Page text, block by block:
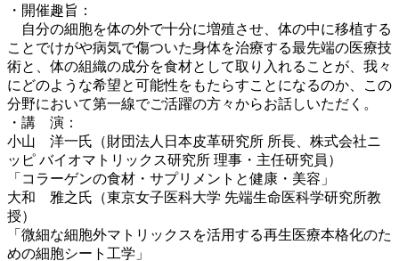
・開催趣旨：
自分の細胞を体の外で十分に増殖させ、体の中に移植する
ことでけがや病気で傷ついた身体を治療する最先端の医療技
術と、体の組織の成分を食材として取り入れることが、我々
にどのような希望と可能性をもたらすことになるのか、この
分野において第一線でご活躍の方々からお話しいただく。
・講 演：
小山 洋一氏（財団法人日本皮革研究所 所長、株式会社ニ
ッピ バイオマトリックス研究所 理事・主任研究員）
「コラーゲンの食材・サプリメントと健康・美容」
大和 雅之氏（東京女子医科大学 先端生命医科学研究所教
授）
「微細な細胞外マトリックスを活用する再生医療本格化のた
めの細胞シート工学」